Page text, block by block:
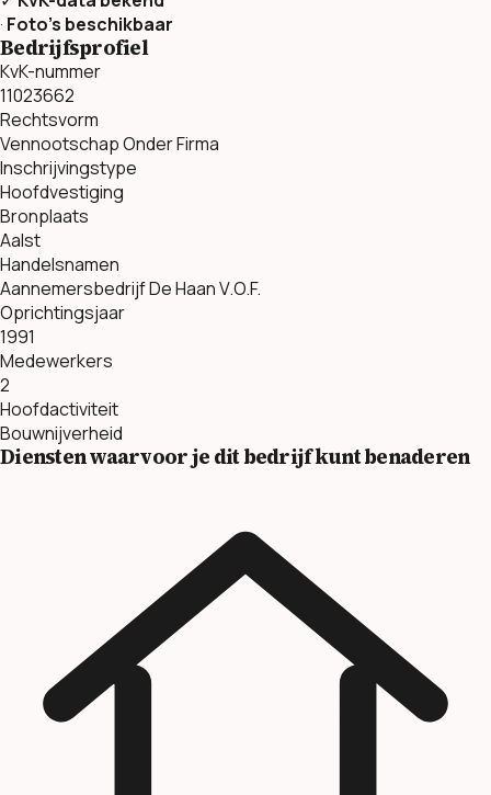
· Foto’s beschikbaar
Bedrijfsprofiel
KvK-nummer
11023662
Rechtsvorm
Vennootschap Onder Firma
Inschrijvingstype
Hoofdvestiging
Bronplaats
Aalst
Handelsnamen
Aannemersbedrijf De Haan V.O.F.
Oprichtingsjaar
1991
Medewerkers
2
Hoofdactiviteit
Bouwnijverheid
Diensten waarvoor je dit bedrijf kunt benaderen